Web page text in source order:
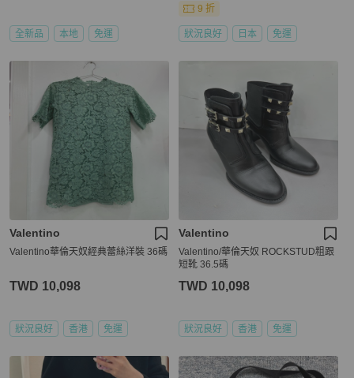
全新品 本地 免運
9 折
狀況良好 日本 免運
Valentino
Valentino華倫天奴經典蕾絲洋裝 36碼
TWD 10,098
狀況良好 香港 免運
Valentino
Valentino/華倫天奴 ROCKSTUD粗跟
短靴 36.5碼
TWD 10,098
狀況良好 香港 免運